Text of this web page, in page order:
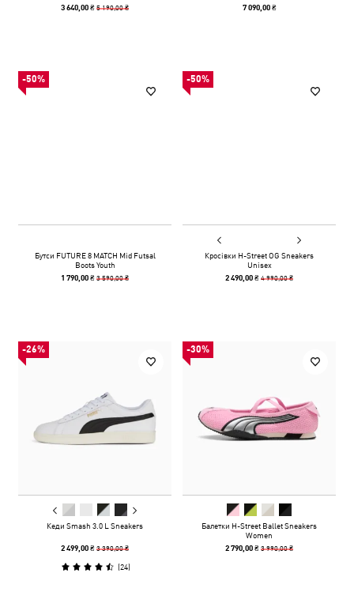
3 640,00 ₴5 190,00 ₴ 7 090,00 ₴
-50%
Бутси FUTURE 8 MATCH Mid Futsal
Boots Youth
1 790,00 ₴3 590,00 ₴
-50%
Кросівки H-Street OG Sneakers
Unisex
2 490,00 ₴4 990,00 ₴
-26%
Кеди Smash 3.0 L Sneakers
2 499,00 ₴3 390,00 ₴
(24)
-30%
Балетки H-Street Ballet Sneakers
Women
2 790,00 ₴3 990,00 ₴